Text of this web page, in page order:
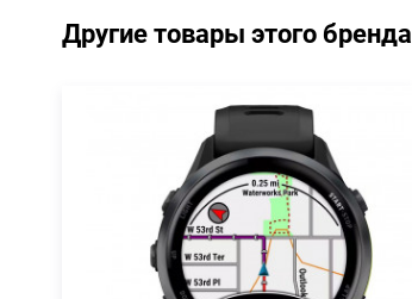
Другие товары этого бренда